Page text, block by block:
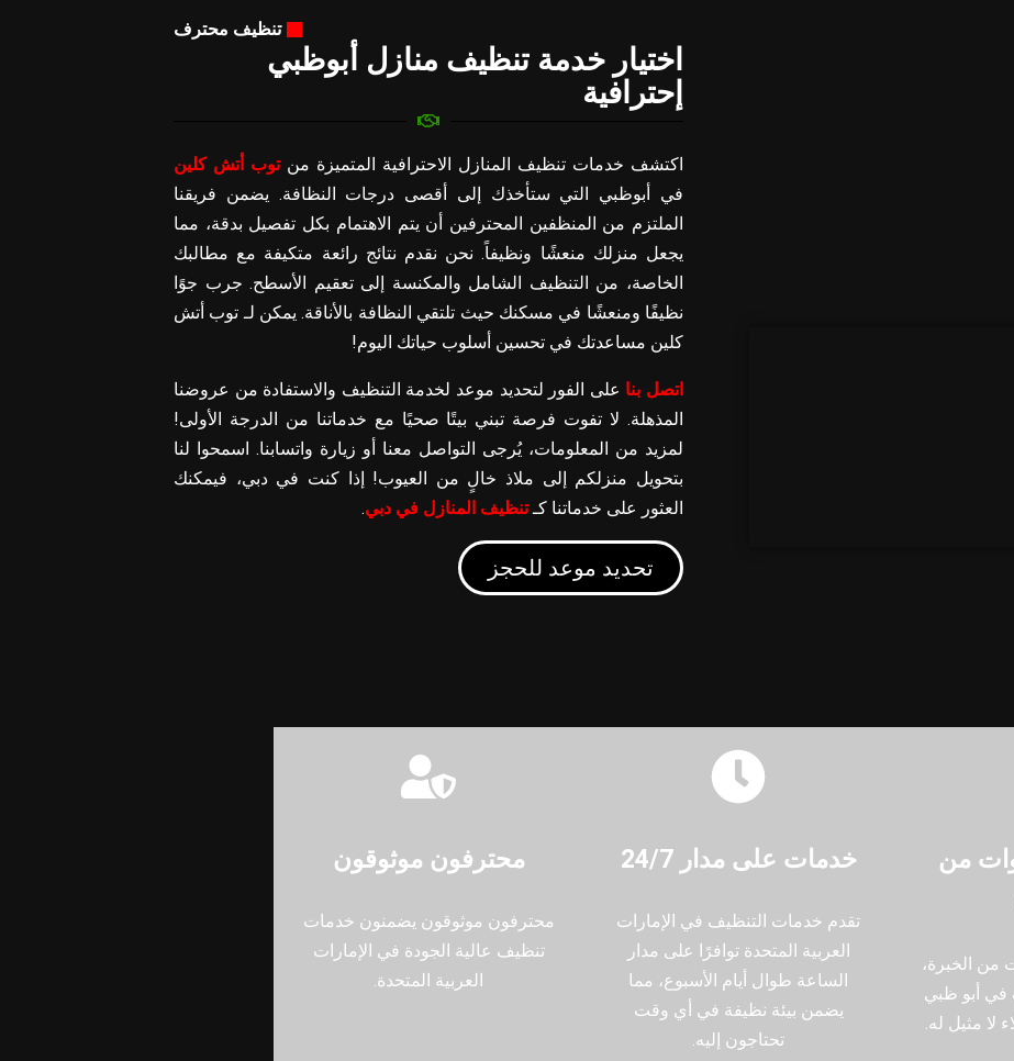
تنظيف محترف
اختيار خدمة تنظيف منازل أبوظبي
إحترافية
اكتشف خدمات تنظيف المنازل الاحترافية المتميزة منتوب أتش كلين
في أبوظبي التي ستأخذك إلى أقصى درجات النظافة. يضمن فريقنا
الملتزم من المنظفين المحترفين أن يتم الاهتمام بكل تفصيل بدقة، مما
يجعل منزلك منعشًا ونظيفاً. نحن نقدم نتائج رائعة متكيفة مع مطالبك
الخاصة، من التنظيف الشامل والمكنسة إلى تعقيم الأسطح. جرب جوًا
نظيفًا ومنعشًا في مسكنك حيث تلتقي النظافة بالأناقة. يمكن لـ توب أتش
كلين مساعدتك في تحسين أسلوب حياتك اليوم!
اتصل بنا على الفور لتحديد موعد لخدمة التنظيف والاستفادة من عروضنا
المذهلة. لا تفوت فرصة تبني بيتًا صحيًا مع خدماتنا من الدرجة الأولى!
لمزيد من المعلومات، يُرجى التواصل معنا أو زيارة واتسابنا. اسمحوا لنا
بتحويل منزلكم إلى ملاذ خالٍ من العيوب! إذا كنت في دبي، فيمكنك
العثور على خدماتنا كـتنظيف المنازل في دبي.
تحديد موعد للحجز
8 سنوات من
8 سنوات من الخبرة،
في أبو ظبي
لا مثيل له.
خدمات على مدار 24/7
تقدم خدمات التنظيف في الإمارات
العربية المتحدة توافرًا على مدار
الساعة طوال أيام الأسبوع، مما
يضمن بيئة نظيفة في أي وقت
تحتاجون إليه.
محترفون موثوقون
محترفون موثوقون يضمنون خدمات
تنظيف عالية الجودة في الإمارات
العربية المتحدة.